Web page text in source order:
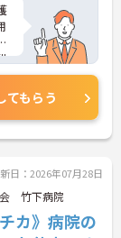
てもらう
日：2026年07月28日
竹下病院
カ》病院の